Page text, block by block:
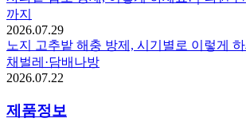
까지
2026.07.29
노지 고추밭 해충 방제, 시기별로 이렇게
채벌레·담배나방
2026.07.22
제품정보